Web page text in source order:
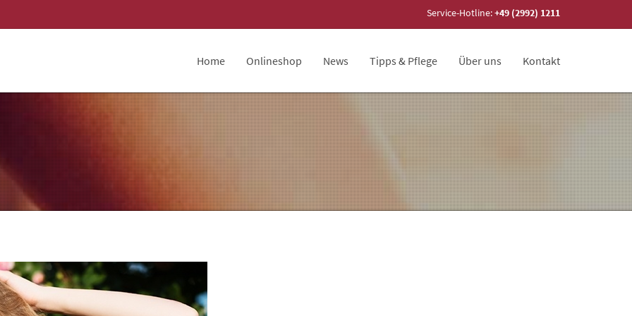
Service-Hotline:+49 (2992) 1211
Home Onlineshop News Tipps & Pflege Über uns Kontakt